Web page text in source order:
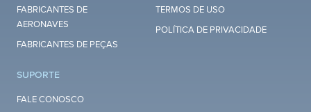
FABRICANTES DE
AERONAVES
FABRICANTES DE PEÇAS
TERMOS DE USO
POLÍTICA DE PRIVACIDADE
SUPORTE
FALE CONOSCO